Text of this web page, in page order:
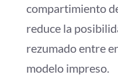
compartimiento
reduce la
rezumado entre
modelo impreso.